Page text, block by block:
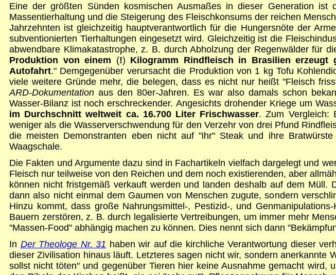
Eine der größten Sünden kosmischen Ausmaßes in dieser Generation
Massentierhaltung und die Steigerung des Fleischkonsums der reichen
Jahrzehnten ist gleichzeitig hauptverantwortlich für die Hungersnöte der
subventionierten Tierhaltungen eingesetzt wird. Gleichzeitig ist die
abwendbare Klimakatastrophe, z. B. durch Abholzung der Regenwälder für
Produktion von einem (!) Kilogramm Rindfleisch in Brasilien erzeugt
Autofahrt." Demgegenüber verursacht die Produktion von 1 kg Tofu
viele weitere Gründe mehr, die belegen, dass es nicht nur heißt "Fleisch
ARD-Dokumentationaus den 80er-Jahren. Es war also damals schon
Wasser-Bilanz ist noch erschreckender. Angesichts drohender Kriege um
im Durchschnitt weltweit ca. 16.700 Liter Frischwasser. Zum Vergleich:
weniger als die Wasserverschwendung für den Verzehr von drei Pfund
die meisten Demonstranten eben nicht auf "ihr" Steak und ihre
Waagschale.
Die Fakten und Argumente dazu sind in Fachartikeln vielfach dargelegt und
Fleisch nur teilweise von den Reichen und dem noch existierenden, aber
können nicht fristgemäß verkauft werden und landen deshalb auf dem Müll.
dann also nicht einmal dem Gaumen von Menschen zugute, sondern
Hinzu kommt, dass große Nahrungsmittel-, Pestizid-, und
Bauern zerstören, z. B. durch legalisierte Vertreibungen, um immer mehr
"Massen-Food" abhängig machen zu können. Dies nennt sich dann
In Der Theologe Nr. 31 haben wir auf die kirchliche Verantwortung dieser
dieser Zivilisation hinaus läuft. Letzteres sagen nicht wir, sondern anerkannte
sollst nicht töten" und gegenüber Tieren hier keine Ausnahme gemacht wird,